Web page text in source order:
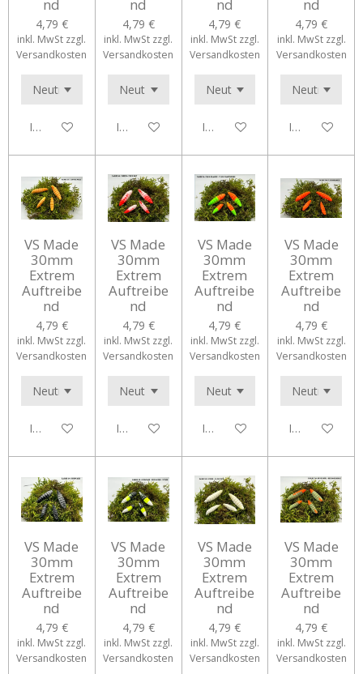
nd
4,79 €
inkl. MwSt zzgl.
Versandkosten
In den Warenkorb
nd
4,79 €
inkl. MwSt zzgl.
Versandkosten
In den Warenkorb
nd
4,79 €
inkl. MwSt zzgl.
Versandkosten
In den Warenkorb
nd
4,79 €
inkl. MwSt zzgl.
Versandkosten
In den
VS Made
30mm
Extrem
Auftreibe
nd
4,79 €
inkl. MwSt zzgl.
Versandkosten
In den Warenkorb
VS Made
30mm
Extrem
Auftreibe
nd
4,79 €
inkl. MwSt zzgl.
Versandkosten
In den Warenkorb
VS Made
30mm
Extrem
Auftreibe
nd
4,79 €
inkl. MwSt zzgl.
Versandkosten
In den Warenkorb
VS Made
30mm
Extrem
Auftreibe
nd
4,79 €
inkl. MwSt zzgl.
Versandkosten
In den
VS Made
30mm
Extrem
Auftreibe
nd
4,79 €
inkl. MwSt zzgl.
Versandkosten
VS Made
30mm
Extrem
Auftreibe
nd
4,79 €
inkl. MwSt zzgl.
Versandkosten
VS Made
30mm
Extrem
Auftreibe
nd
4,79 €
inkl. MwSt zzgl.
Versandkosten
VS Made
30mm
Extrem
Auftreibe
nd
4,79 €
inkl. MwSt zzgl.
Versandkosten